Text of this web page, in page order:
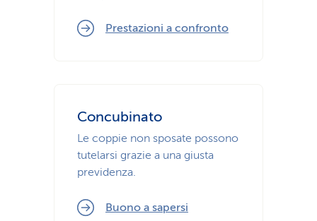
Prestazioni a confronto
Concubinato
Le coppie non sposate possono
tutelarsi grazie a una giusta
previdenza.
Buono a sapersi